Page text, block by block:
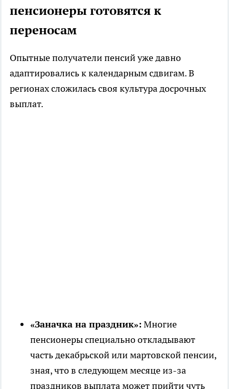
пенсионеры готовятся к
переносам
Опытные получатели пенсий уже давно
адаптировались к календарным сдвигам. В
регионах сложилась своя культура досрочных
выплат.
«Заначка на праздник»: Многие
пенсионеры специально откладывают
часть декабрьской или мартовской пенсии,
зная, что в следующем месяце из-за
праздников выплата может прийти чуть